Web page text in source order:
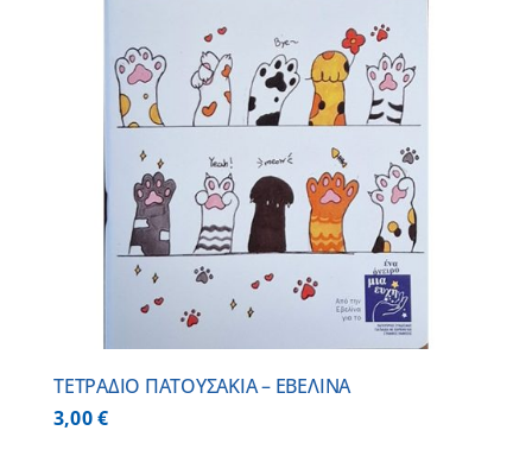
ΤΕΤΡΑΔΙΟ ΠΑΤΟΥΣΑΚΙΑ – ΕΒΕΛΙΝΑ
3,00€